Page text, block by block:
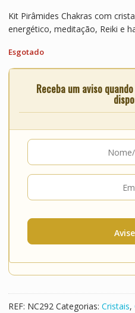
Kit Pirâmides Chakras com
energético, meditação, Reiki e
Esgotado
Receba um aviso
REF: NC292 Categorias: Cristais,